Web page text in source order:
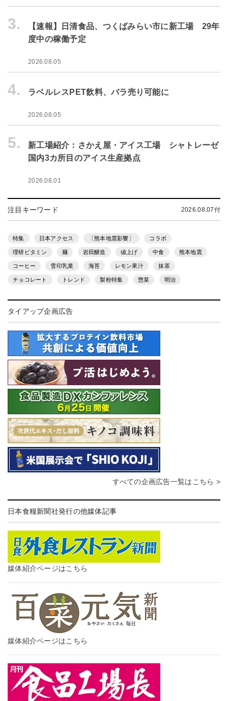
3.
【速報】日清食品、つくばみらい市に新工場 29年
度中の稼働予定
2026.08.05
4. ラベルレスPET飲料、バラ売り可能に
2026.08.05
5.
新工場紹介：さかえ屋・アイス工場 シャトレーゼ
国内3カ所目のアイス生産拠点
2026.08.01
注目キーワード 2026.08.07付
特集 日本アクセス 〔熊本地震影響〕 コラボ
理研ビタミン 麺 岩田醸造 値上げ 中食 熊本地震
コーヒー 雪印乳業 海苔 レモン果汁 抹茶
チョコレート トレンド 製粉特集 惣菜 明治
タイアップ企画広告
すべての企画広告一覧はこちら >
日本食糧新聞社発行の他媒体記事
媒体紹介ページはこちら
媒体紹介ページはこちら